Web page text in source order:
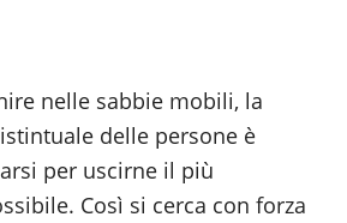
nelle sabbie mobili, la
delle persone è
per uscirne il più
Così si cerca con forza